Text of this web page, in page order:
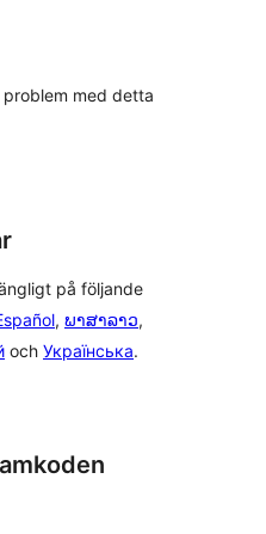
med detta
på följande
, ພາສາລາວ,
och Українська.